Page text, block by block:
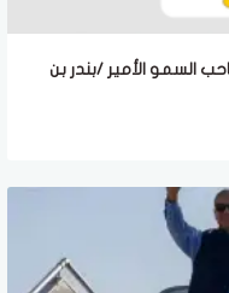
السمو الأمير /بندر بن